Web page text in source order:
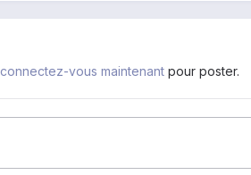
connectez-vous maintenant pour poster.